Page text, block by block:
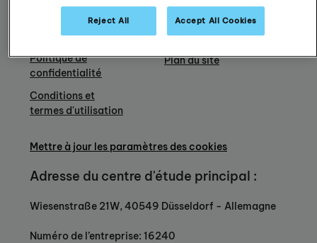
Informations sur KUMON
Politique de
confidentialité
Conditions et
termes d'utilisation
Plan du site
Mettre à jour les paramètres des cookies
Adresse du centre d'étude principal :
Wiesenstraße 21W, 40549 Düsseldorf - Allemagne
Numéro de l’entreprise: 16240
Reject All Accept All Cookies